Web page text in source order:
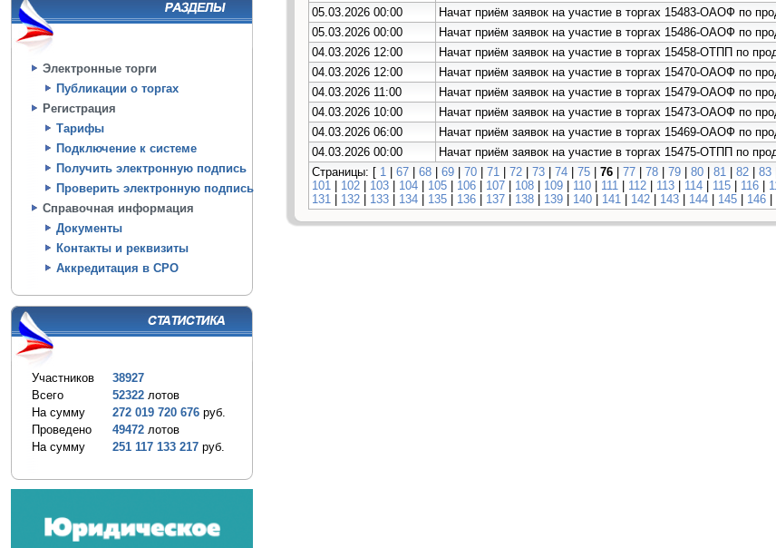
Электронные торги
Публикации о торгах
Регистрация
Тарифы
Подключение к системе
Получить электронную подпись
Проверить электронную подпись
Справочная информация
Документы
Контакты и реквизиты
Аккредитация в СРО
Участников
38927
Всего
52322 лотов
На сумму
272 019 720 676 руб.
Проведено
49472 лотов
На сумму
251 117 133 217 руб.
05.03.2026 00:00
Начат приём заявок на участие в торгах 15483-ОАОФ по
05.03.2026 00:00
Начат приём заявок на участие в торгах 15486-ОАОФ по
04.03.2026 12:00
Начат приём заявок на участие в торгах 15458-ОТПП по
04.03.2026 12:00
Начат приём заявок на участие в торгах 15470-ОАОФ по
04.03.2026 11:00
Начат приём заявок на участие в торгах 15479-ОАОФ по
04.03.2026 10:00
Начат приём заявок на участие в торгах 15473-ОАОФ по
04.03.2026 06:00
Начат приём заявок на участие в торгах 15469-ОАОФ по
04.03.2026 00:00
Начат приём заявок на участие в торгах 15475-ОТПП по
Страницы: [ 1 | 67 | 68 | 69 | 70 | 71 | 72 | 73 | 74 | 75 | 76 | 77 | 78 | 79 | 80 | 81 | 82 | 83
101 | 102 | 103 | 104 | 105 | 106 | 107 | 108 | 109 | 110 | 111 | 112 | 113 | 114 | 115 | 116 |
131 | 132 | 133 | 134 | 135 | 136 | 137 | 138 | 139 | 140 | 141 | 142 | 143 | 144 | 145 | 146 |